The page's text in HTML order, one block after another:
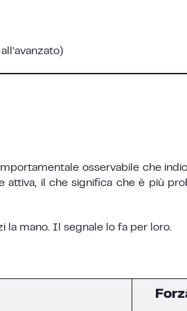
osservabile che
attiva, il che significa che è più
la mano. Il segnale lo fa per loro.